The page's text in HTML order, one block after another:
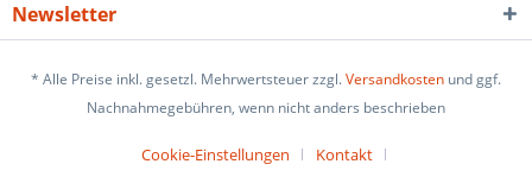
Newsletter
* Alle Preise inkl. gesetzl. Mehrwertsteuer zzgl.Versandkosten und ggf.
Nachnahmegebühren, wenn nicht anders beschrieben
Cookie-Einstellungen
Kontakt